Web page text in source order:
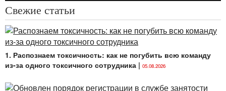
управлении обязательной юридической экспертизы
нормативных правовых актов Министерства
юстиции с учетом предъявляемых к кандидатам
требований по владению основами
законодательства о нормотворческой деятельности,
в том числе в области проведения обязательной
юридической экспертизы нормативных правовых
актов.
Свежие статьи
1. Распознаем токсичность: как не погубить всю команду
из-за одного токсичного сотрудника | 05.08.2026